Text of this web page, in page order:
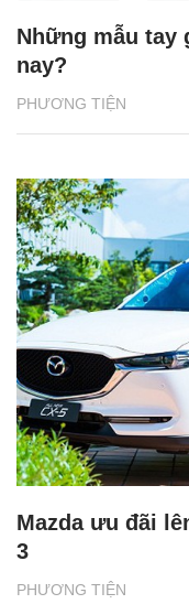
PHƯƠNG TIỆN
Những mẫu tay
nay?
PHƯƠNG TIỆN
Mazda ưu đãi
3